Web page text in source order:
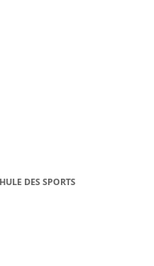
DES SPORTS